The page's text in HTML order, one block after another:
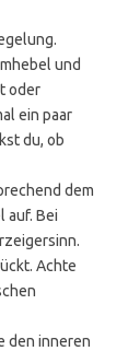
und
oder
ein paar
du, ob
dem
auf. Bei
Achte
den inneren